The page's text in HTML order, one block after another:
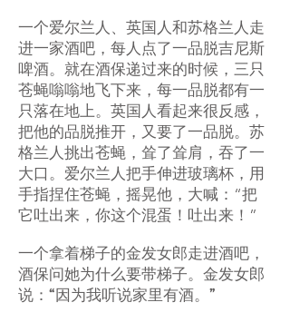
一个爱尔兰人、英国人和苏格兰人走
进一家酒吧，每人点了一品脱吉尼斯
啤酒。就在酒保递过来的时候，三只
苍蝇嗡嗡地飞下来，每一品脱都有一
只落在地上。英国人看起来很反感，
把他的品脱推开，又要了一品脱。苏
格兰人挑出苍蝇，耸了耸肩，吞了一
大口。爱尔兰人把手伸进玻璃杯，用
手指捏住苍蝇，摇晃他，大喊：“把
它吐出来，你这个混蛋！吐出来！”
一个拿着梯子的金发女郎走进酒吧，
酒保问她为什么要带梯子。金发女郎
说：“因为我听说家里有酒。”